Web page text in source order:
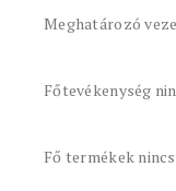
Meghatározó
Főtevékenység
Fő termékek